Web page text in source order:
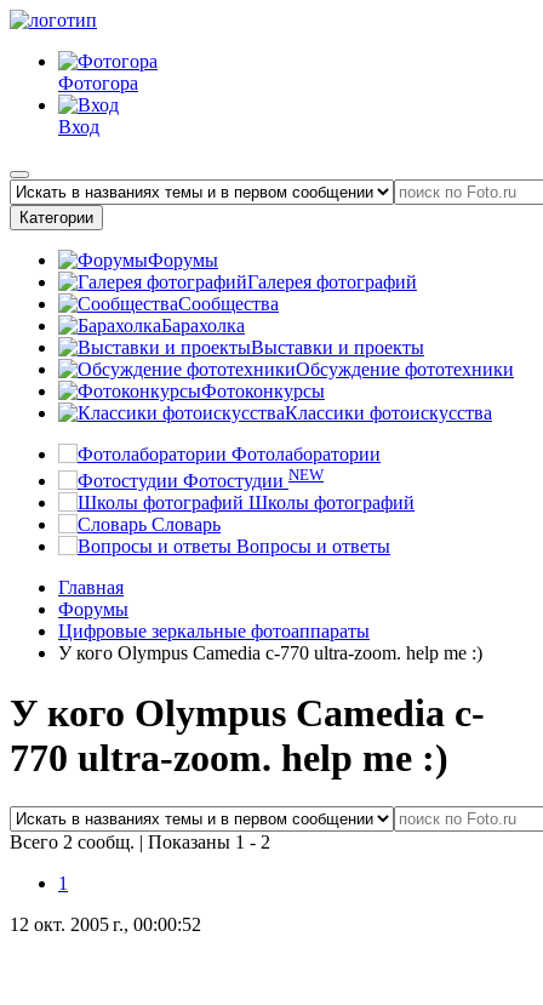
Фотогора
Вход
Категории
Форумы
Галерея фотографий
Сообщества
Барахолка
Выставки и проекты
Обсуждение фототехники
Фотоконкурсы
Классики фотоискусства
Фотолаборатории
Фотостудии NEW
Школы фотографий
Словарь
Вопросы и ответы
Главная
Форумы
Цифровые зеркальные фотоаппараты
У кого Olympus Camedia c-770 ultra-zoom. help me :)
У кого Olympus Camedia c-
770 ultra-zoom. help me :)
Всего 2 сообщ. | Показаны 1 - 2
1
12 окт. 2005 г., 00:00:52